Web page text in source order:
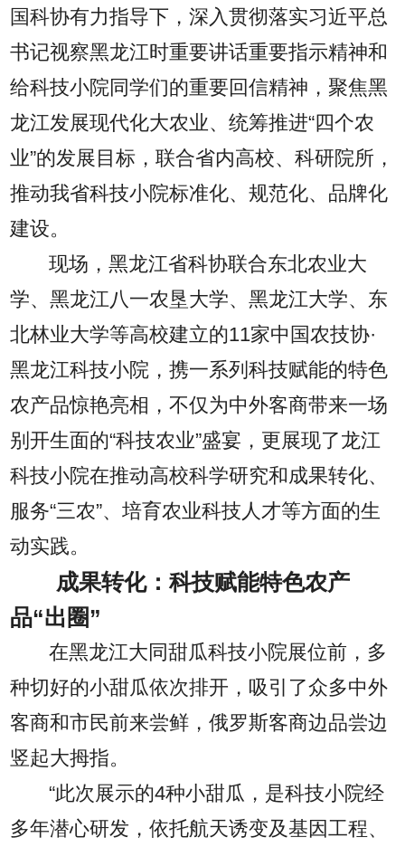
国科协有力指导下，深入贯彻落实习近平总
书记视察黑龙江时重要讲话重要指示精神和
给科技小院同学们的重要回信精神，聚焦黑
龙江发展现代化大农业、统筹推进“四个农
业”的发展目标，联合省内高校、科研院所，
推动我省科技小院标准化、规范化、品牌化
建设。
现场，黑龙江省科协联合东北农业大
学、黑龙江八一农垦大学、黑龙江大学、东
北林业大学等高校建立的11家中国农技协·
黑龙江科技小院，携一系列科技赋能的特色
农产品惊艳亮相，不仅为中外客商带来一场
别开生面的“科技农业”盛宴，更展现了龙江
科技小院在推动高校科学研究和成果转化、
服务“三农”、培育农业科技人才等方面的生
动实践。
成果转化：科技赋能特色农产
品“出圈”
在黑龙江大同甜瓜科技小院展位前，多
种切好的小甜瓜依次排开，吸引了众多中外
客商和市民前来尝鲜，俄罗斯客商边品尝边
竖起大拇指。
“此次展示的4种小甜瓜，是科技小院经
多年潜心研发，依托航天诱变及基因工程、